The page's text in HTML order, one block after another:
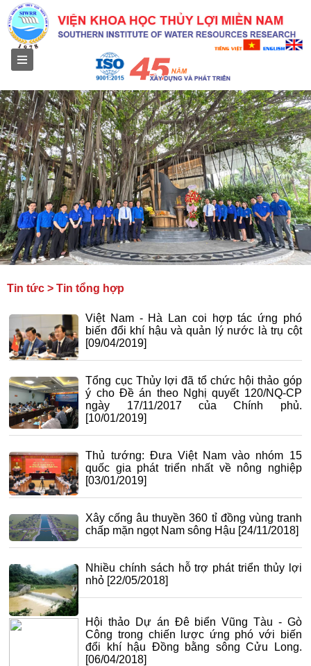
Tin tức > Tin tổng hợp
Việt Nam - Hà Lan coi hợp tác ứng phó
biến đổi khí hậu và quản lý nước là trụ cột
[09/04/2019]
Tổng cục Thủy lợi đã tổ chức hội thảo góp
ý cho Đề án theo Nghị quyết 120/NQ-CP
ngày 17/11/2017 của Chính phủ.
[10/01/2019]
Thủ tướng: Đưa Việt Nam vào nhóm 15
quốc gia phát triển nhất về nông nghiệp
[03/01/2019]
Xây cống âu thuyền 360 tỉ đồng vùng tranh
chấp mặn ngọt Nam sông Hậu [24/11/2018]
Nhiều chính sách hỗ trợ phát triển thủy lợi
nhỏ [22/05/2018]
Hội thảo Dự án Đê biển Vũng Tàu - Gò
Công trong chiến lược ứng phó với biến
đổi khí hậu Đồng bằng sông Cửu Long.
[06/04/2018]